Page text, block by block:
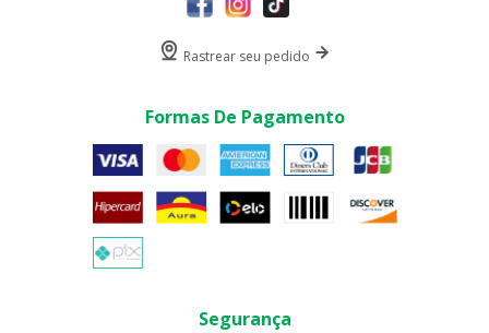
Rastrear seu pedido
Formas De Pagamento
Segurança